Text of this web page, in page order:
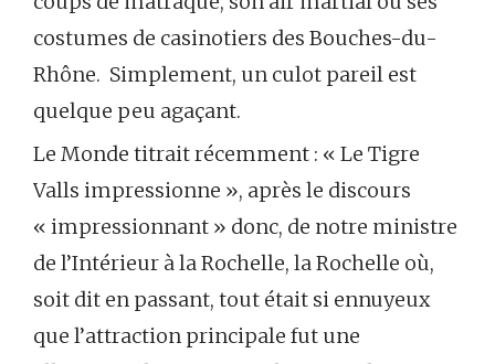
costumes de casinotiers des Bouches-du-
Rhône. Simplement, un culot pareil est
quelque peu agaçant.
Le Monde titrait récemment : « Le Tigre
Valls impressionne », après le discours
« impressionnant » donc, de notre ministre
de l’Intérieur à la Rochelle, la Rochelle où,
soit dit en passant, tout était si ennuyeux
que l’attraction principale fut une